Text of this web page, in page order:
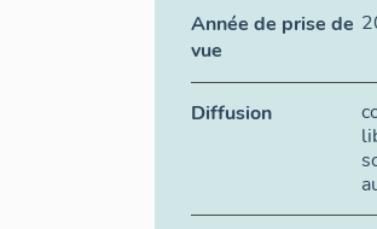
Année de prise de
vue
Diffusion